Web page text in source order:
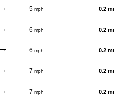
5 mph 0.2
6 mph 0.2
6 mph 0.2
7 mph 0.2
7 mph 0.2